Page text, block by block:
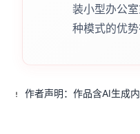
装小型办公
种模式的优势
作者声明：作品含AI生成